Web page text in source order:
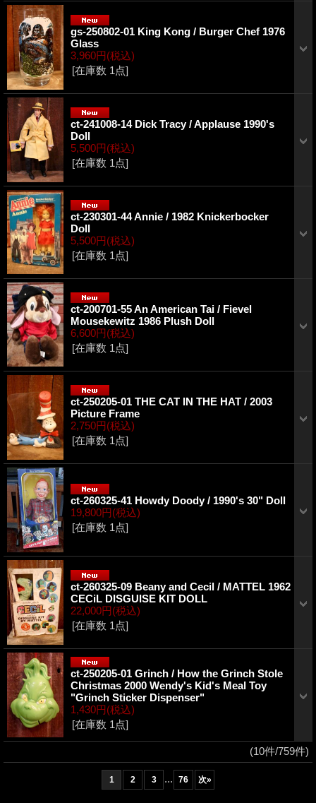
gs-250802-01 King Kong / Burger Chef 1976
Glass
3,960円(税込)
[在庫数 1点]
ct-241008-14 Dick Tracy / Applause 1990's
Doll
5,500円(税込)
[在庫数 1点]
ct-230301-44 Annie / 1982 Knickerbocker
Doll
5,500円(税込)
[在庫数 1点]
ct-200701-55 An American Tai / Fievel
Mousekewitz 1986 Plush Doll
6,600円(税込)
[在庫数 1点]
ct-250205-01 THE CAT IN THE HAT / 2003
Picture Frame
2,750円(税込)
[在庫数 1点]
ct-260325-41 Howdy Doody / 1990's 30" Doll
19,800円(税込)
[在庫数 1点]
ct-260325-09 Beany and Cecil / MATTEL 1962
CECiL DISGUISE KIT DOLL
22,000円(税込)
[在庫数 1点]
ct-250205-01 Grinch / How the Grinch Stole
Christmas 2000 Wendy's Kid's Meal Toy
"Grinch Sticker Dispenser"
1,430円(税込)
[在庫数 1点]
(10件/759件)
1 2 3 ... 76 次»